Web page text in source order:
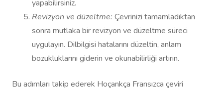
yapabilirsiniz.
Revizyon ve düzeltme: Çevrinizi tamamladıktan
sonra mutlaka bir revizyon ve düzeltme süreci
uygulayın. Dilbilgisi hatalarını düzeltin, anlam
bozukluklarını giderin ve okunabilirliği artırın.
Bu adımları takip ederek Hoçankça Fransızca çeviri